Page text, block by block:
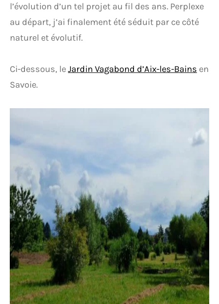
l’évolution d’un tel projet au fil des ans. Perplexe
au départ, j’ai finalement été séduit par ce côté
naturel et évolutif.
Ci-dessous, leJardin Vagabond d’Aix-les-Bains en
Savoie.